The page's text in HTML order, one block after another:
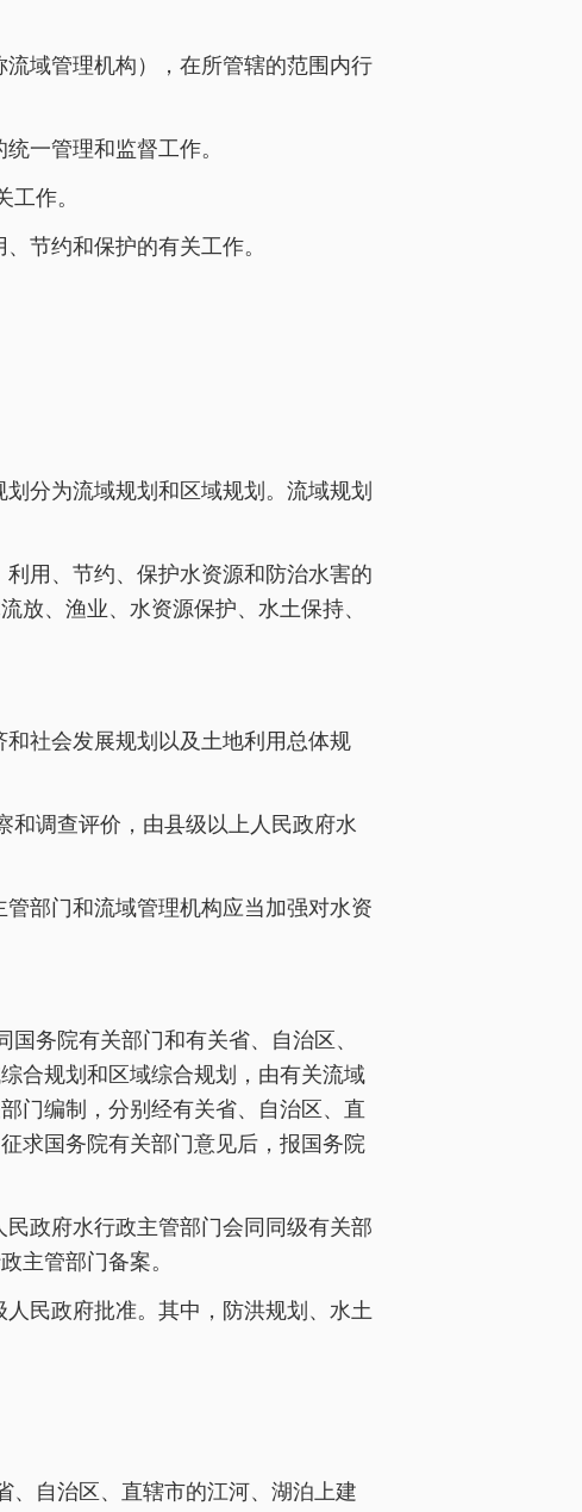
域管理机构），在所管辖的范围内行
一管理和监督工作。
作。
节约和保护的有关工作。
分为流域规划和区域规划。流域规划
用、节约、保护水资源和防治水害的
放、渔业、水资源保护、水土保持、
社会发展规划以及土地利用总体规
和调查评价，由县级以上人民政府水
部门和流域管理机构应当加强对水资
务院有关部门和有关省、自治区、
合规划和区域综合规划，由有关流域
门编制，分别经有关省、自治区、直
求国务院有关部门意见后，报国务院
政府水行政主管部门会同同级有关部
主管部门备案。
民政府批准。其中，防洪规划、水土
、自治区、直辖市的江河、湖泊上建